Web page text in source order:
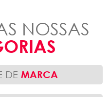
NOSSAS
DE MARCA